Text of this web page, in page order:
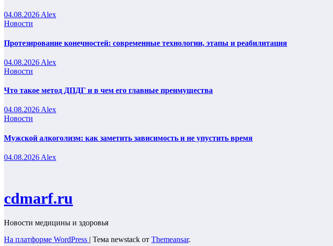
04.08.2026 Alex
Новости
Протезирование конечностей: современные технологии, этапы и реабилитация
04.08.2026 Alex
Новости
Что такое метод ДПДГ и в чем его главные преимущества
04.08.2026 Alex
Новости
Мужской алкоголизм: как заметить зависимость и не упустить время
04.08.2026 Alex
cdmarf.ru
Новости медицины и здоровья
На платформе WordPress | Тема newstack от Themeansar.